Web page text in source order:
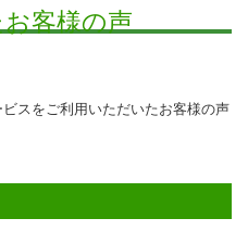
客様の声
スをご利用いただいたお客様の声